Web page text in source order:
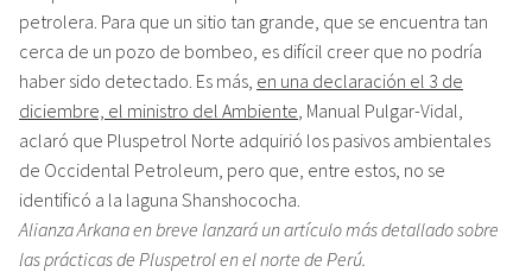
petrolera. Para que un sitio tan grande, que se encuentra tan
cerca de un pozo de bombeo, es difícil creer que no podría
haber sido detectado. Es más, en una declaración el 3 de
diciembre, el ministro del Ambiente , Manual Pulgar-Vidal,
aclaró que Pluspetrol Norte adquirió los pasivos ambientales
de Occidental Petroleum, pero que, entre estos, no se
identificó a la laguna Shanshococha.
Alianza Arkana en breve lanzará un artículo más detallado sobre
las prácticas de Pluspetrol en el norte de Perú.